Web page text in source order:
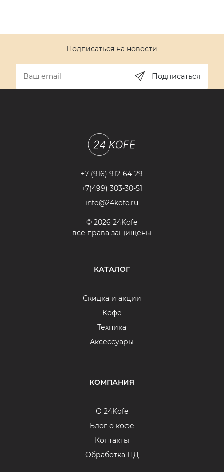
Подписаться на новости
Подписаться
+7 (916) 912-64-29
+7(499) 303-30-51
info@24kofe.ru
© 2026 24Kofe
все права защищены
КАТАЛОГ
Скидка и акции
Кофе
Техника
Аксессуары
КОМПАНИЯ
О 24Kofe
Блог о кофе
Контакты
Обработка ПД